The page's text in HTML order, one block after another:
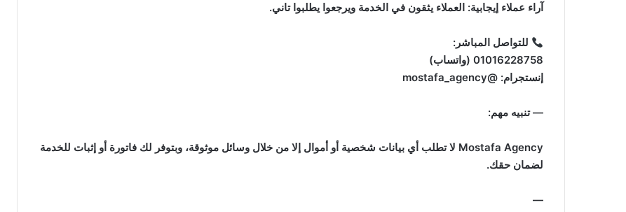
آراء عملاء إيجابية: العملاء يثقون في الخدمة ويرجعوا يطلبوا تاني.
للتواصل المباشر:
01016228758 (واتساب)
إنستجرام: @mostafa_agency
—تنبيه مهم:
Mostafa Agency لا تطلب أي بيانات شخصية أو أموال إلا من خلال وسائل موثوقة، وبتوفر لك فاتورة أو إثبات للخدمة
لضمان حقك.
—